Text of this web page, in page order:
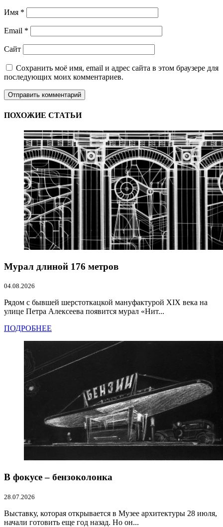
Имя *
Email *
Сайт
Сохранить моё имя, email и адрес сайта в этом браузере для
последующих моих комментариев.
ПОХОЖИЕ СТАТЬИ
Мурал длиной 176 метров
04.08.2026
Рядом с бывшей шерстоткацкой мануфактурой XIX века на
улице Петра Алексеева появится мурал «Нит...
ПОДРОБНЕЕ
В фокусе – бензоколонка
28.07.2026
Выставку, которая открывается в Музее архитектуры 28 июля,
начали готовить еще год назад. Но он...